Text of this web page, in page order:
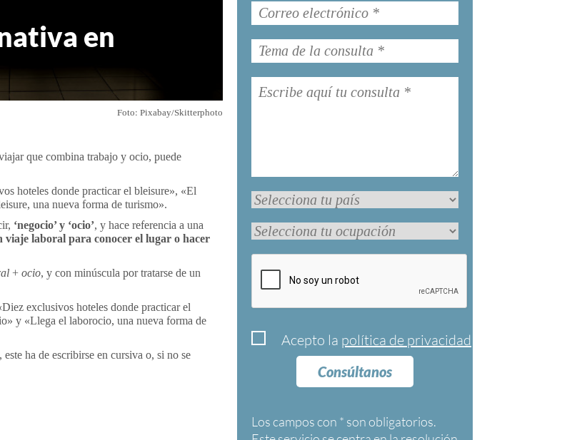
Acepto la política de privacidad
Consúltanos
Los campos con * son obligatorios
en
Foto: Pixabay/Skitterphoto
que combina trabajo y ocio, puede
hoteles donde practicar el bleisure», «El
una nueva forma de turismo».
‘negocio’ y ‘ocio’, y hace referencia a una
laboral para conocer el lugar o hacer
+ ocio, y con minúscula por tratarse de un
exclusivos hoteles donde practicar el
y «Llega el laborocio, una nueva forma de
ha de escribirse en cursiva o, si no se